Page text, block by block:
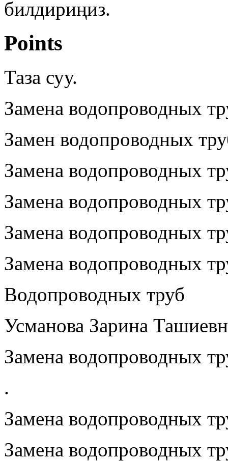
билдириңиз.
Points
Таза суу.
Замена водопроводных
Замен водопроводных
Замена водопроводных
Замена водопроводных
Замена водопроводных
Замена водопроводных
Водопроводных труб
Усманова Зарина
Замена водопроводных
.
Замена водопроводных
Замена водопроводных